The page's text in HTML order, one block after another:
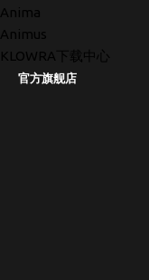
Anima
Animus
KLOWRA下载中心
官方旗舰店